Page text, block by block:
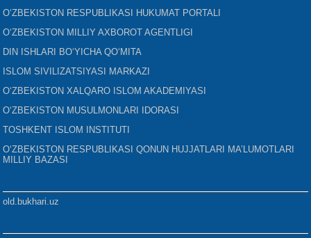
O‘ZBEKISTON RESPUBLIKASI HUKUMAT PORTALI
O‘ZBEKISTON MILLIY AXBOROT AGENTLIGI
DIN ISHLARI BO‘YICHA QO‘MITA
ISLOM SIVILIZATSIYASI MARKAZI
O‘ZBEKISTON XALQARO ISLOM AKADEMIYASI
O‘ZBEKISTON MUSULMONLARI IDORASI
TOSHKENT ISLOM INSTITUTI
O‘ZBEKISTON RESPUBLIKASI QONUN HUJJATLARI MA’LUMOTLARI
MILLIY BAZASI
old.bukhari.uz